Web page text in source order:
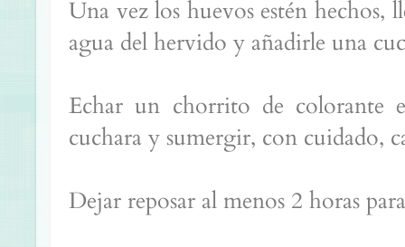
Una vez los huevos estén hechos,
agua del hervido y añadirle una
Echar un chorrito de colorante
cuchara y sumergir, con cuidado,
Dejar reposar al menos 2 horas